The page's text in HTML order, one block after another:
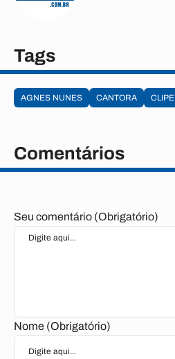
Tags
AGNES NUNES CANTORA CLIPE
Comentários
Seu comentário (Obrigatório)
Nome (Obrigatório)